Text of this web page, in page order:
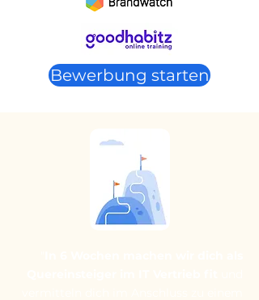
Bewerbung starten